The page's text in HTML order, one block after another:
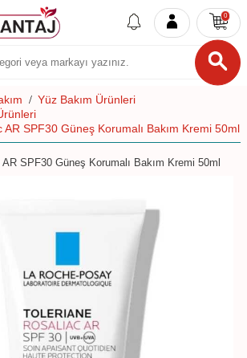
0
Yüz Bakım Ürünleri
AR SPF30 Güneş Korumalı Bakım Kremi 50ml
SPF30 Güneş Korumalı Bakım Kremi 50ml